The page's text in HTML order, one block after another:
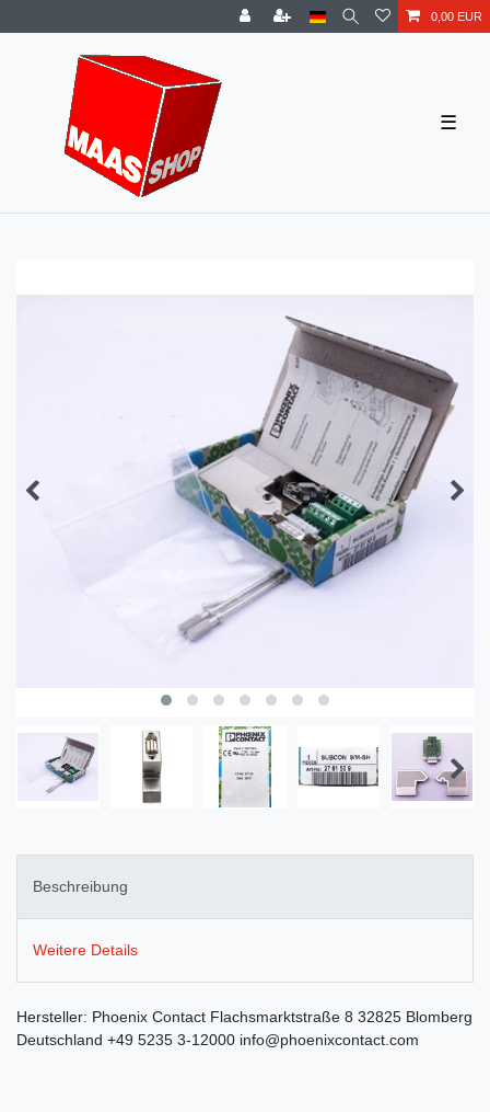
0,00 EUR
☰
Beschreibung
Weitere Details
Hersteller: Phoenix Contact Flachsmarktstraße 8 32825 Blomberg
Deutschland +49 5235 3-12000 info@phoenixcontact.com